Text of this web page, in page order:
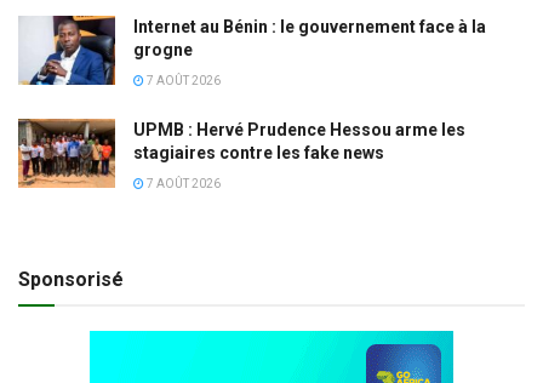
Internet au Bénin : le gouvernement face à la
grogne
7 AOÛT 2026
UPMB : Hervé Prudence Hessou arme les
stagiaires contre les fake news
7 AOÛT 2026
Sponsorisé